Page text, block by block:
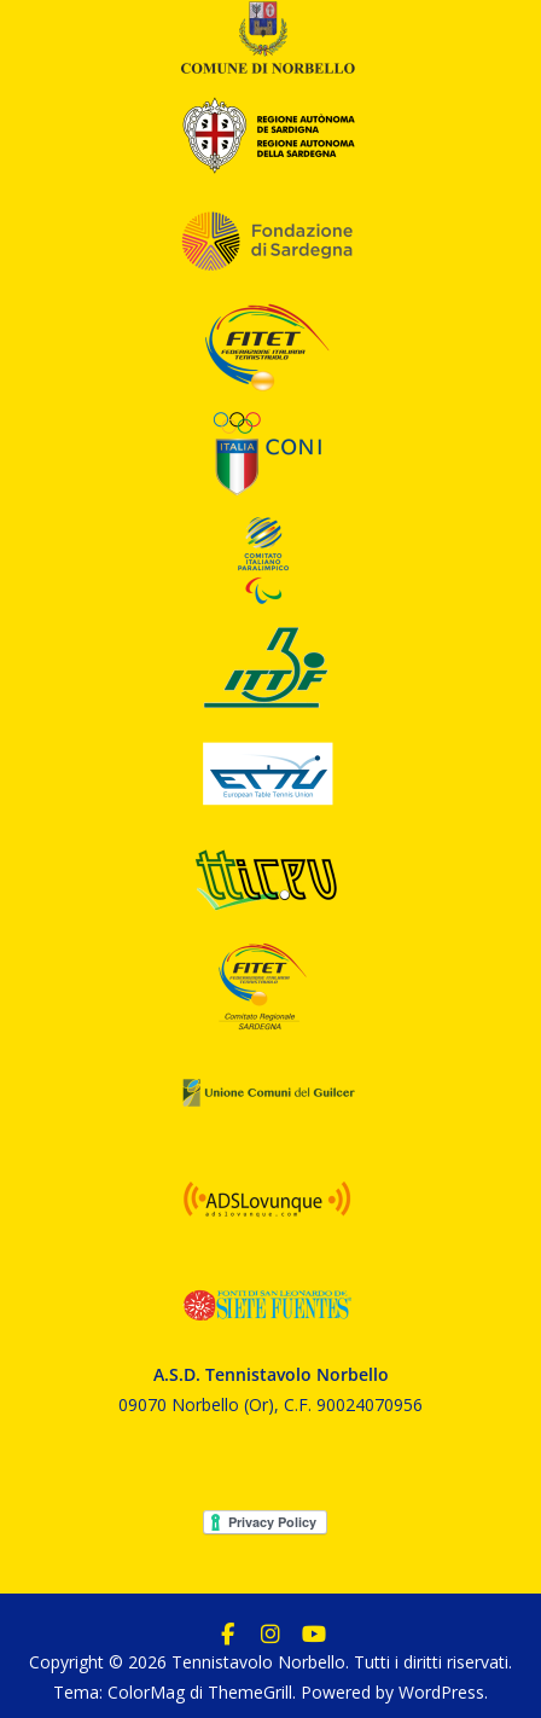
A.S.D. Tennistavolo Norbello
09070 Norbello (Or), C.F. 90024070956
Copyright © 2026 Tennistavolo Norbello. Tutti i diritti riservati.
Tema: ColorMag di ThemeGrill. Powered by WordPress.